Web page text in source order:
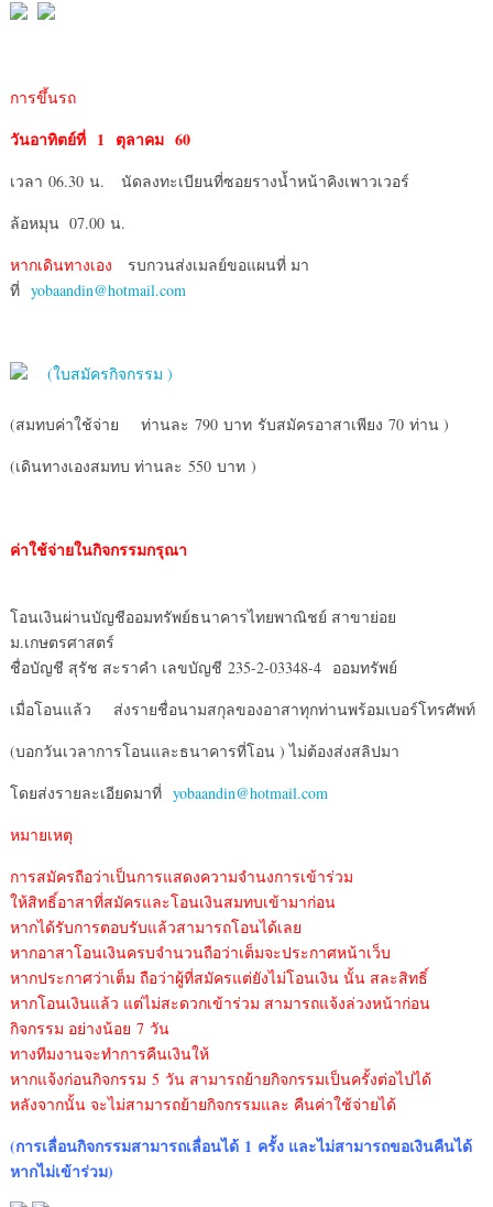
การขึ้นรถ
วันอาทิตย์ที่ 1 ตุลาคม 60
เวลา 06.30 น. นัดลงทะเบียนที่ซอยรางน้ำหน้าคิงเพาวเวอร์
ล้อหมุน 07.00 น.
หากเดินทางเอง รบกวนส่งเมลย์ขอแผนที่ มา
ที่ yobaandin@hotmail.com
(ใบสมัครกิจกรรม )
(สมทบค่าใช้จ่าย ท่านละ 790 บาท รับสมัครอาสาเพียง 70 ท่าน )
(เดินทางเองสมทบ ท่านละ 550 บาท )
ค่าใช้จ่ายในกิจกรรมกรุณา
โอนเงินผ่านบัญชีออมทรัพย์ธนาคารไทยพาณิชย์ สาขาย่อย
ม.เกษตรศาสตร์
ชื่อบัญชี สุรัช สะราคำ เลขบัญชี 235-2-03348-4 ออมทรัพย์
เมื่อโอนแล้ว ส่งรายชื่อนามสกุลของอาสาทุกท่านพร้อมเบอร์โทรศัพท์
(บอกวันเวลาการโอนและธนาคารที่โอน ) ไม่ต้องส่งสลิปมา
โดยส่งรายละเอียดมาที่ yobaandin@hotmail.com
หมายเหตุ
การสมัครถือว่าเป็นการแสดงความจำนงการเข้าร่วม
ให้สิทธิ์อาสาที่สมัครและโอนเงินสมทบเข้ามาก่อน
หากได้รับการตอบรับแล้วสามารถโอนได้เลย
หากอาสาโอนเงินครบจำนวนถือว่าเต็มจะประกาศหน้าเว็บ
หากประกาศว่าเต็ม ถือว่าผู้ที่สมัครแต่ยังไม่โอนเงิน นั้น สละสิทธิ์
หากโอนเงินแล้ว แต่ไม่สะดวกเข้าร่วม สามารถแจ้งล่วงหน้าก่อน
กิจกรรม อย่างน้อย 7 วัน
ทางทีมงานจะทำการคืนเงินให้
หากแจ้งก่อนกิจกรรม 5 วัน สามารถย้ายกิจกรรมเป็นครั้งต่อไปได้
หลังจากนั้น จะไม่สามารถย้ายกิจกรรมและ คืนค่าใช้จ่ายได้
(การเลื่อนกิจกรรมสามารถเลื่อนได้ 1 ครั้ง และไม่สามารถขอเงินคืนได้
หากไม่เข้าร่วม)